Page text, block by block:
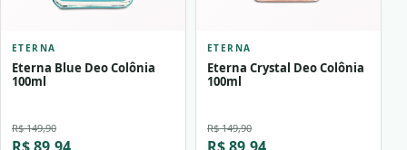
ETERNA
Eterna Blue Deo Colônia
100ml
R$ 149,90
ETERNA
Eterna Crystal Deo Colônia
100ml
R$ 149,90